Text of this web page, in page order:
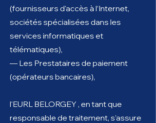
(fournisseurs d'accès à l’Internet,
sociétés spécialisées dans les
services informatiques et
télématiques),
— Les Prestataires de paiement
(opérateurs bancaires),
l'EURL BELORGEY , en tant que
responsable de traitement, s’assure